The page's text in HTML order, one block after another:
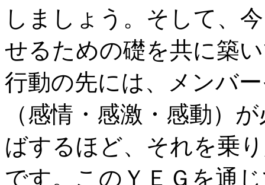
しましょう。そして、
せるための礎を共に築
行動の先には、メンバ
（感情・感激・感動）
ばするほど、それを乗
です。このＹＥＧを通